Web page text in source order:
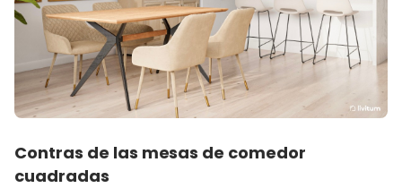
Contras de las mesas de comedor
cuadradas